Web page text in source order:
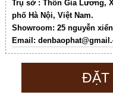
Trụ sở : Thôn Gia Lương,
phố Hà Nội, Việt Nam.
Showroom: 25 nguyễn
Email:
ĐẶT